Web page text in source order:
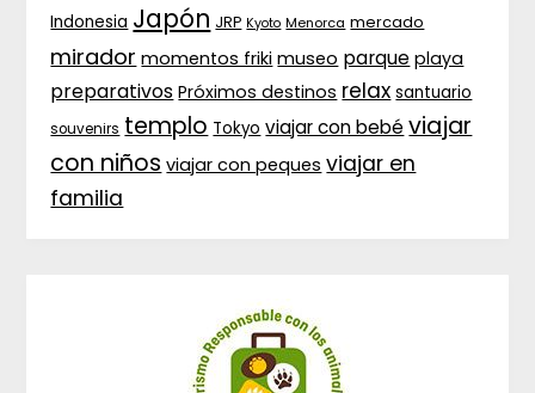
Indonesia Japón JRP Kyoto Menorca mercado
mirador momentos friki museo parque playa
preparativos Próximos destinos relax santuario
souvenirs templo Tokyo viajar con bebé viajar
con niños viajar con peques viajar en
familia